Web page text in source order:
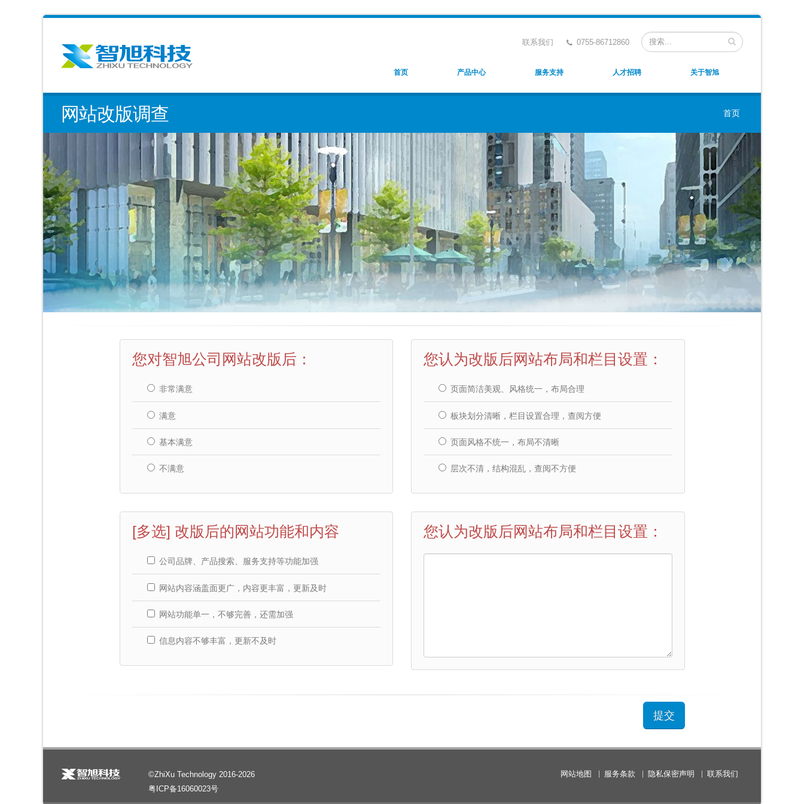
联系我们 0755-86712860
首页 产品中心 服务支持 人才招聘 关于智旭
网站改版调查 首页
您对智旭公司网站改版后：
非常满意
满意
基本满意
不满意
您认为改版后网站布局和栏目设置：
页面简洁美观、风格统一，布局合理
板块划分清晰，栏目设置合理，查阅方便
页面风格不统一，布局不清晰
层次不清，结构混乱，查阅不方便
[多选] 改版后的网站功能和内容
公司品牌、产品搜索、服务支持等功能加强
网站内容涵盖面更广，内容更丰富，更新及时
网站功能单一，不够完善，还需加强
信息内容不够丰富，更新不及时
您认为改版后网站布局和栏目设置：
©ZhiXu Technology 2016-2026
粤ICP备16060023号
网站地图 服务条款 隐私保密声明 联系我们